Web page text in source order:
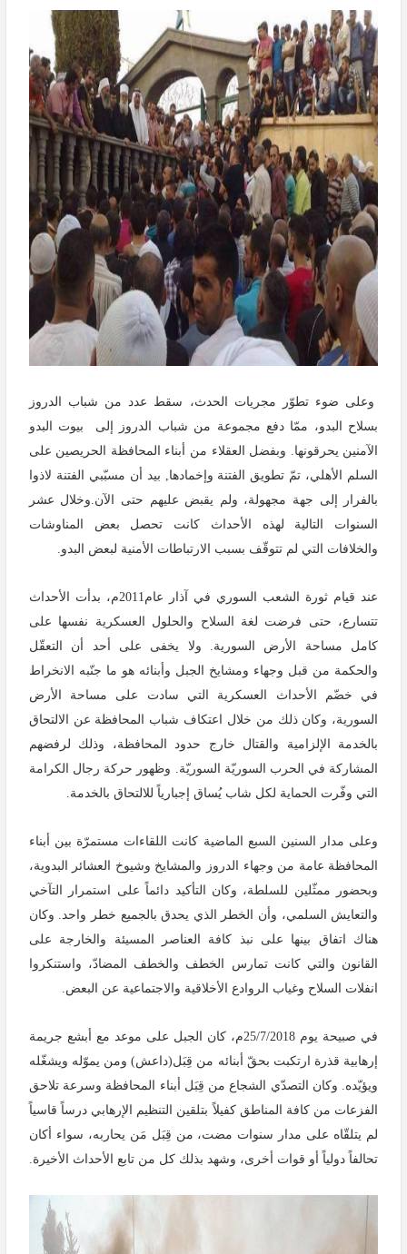
وعلى ضوء تطوّر مجريات الحدث، سقط عدد من شباب الدروز
بسلاح البدو، ممّا دفع مجموعة من شباب الدروز إلى بيوت البدو
الآمنين يحرقونها. وبفضل العقلاء من أبناء المحافظة الحريصين على
السلم الأهلي، تمّ تطويق الفتنة وإخمادها, بيد أن مسبّبي الفتنة لاذوا
بالفرار إلى جهة مجهولة، ولم يقبض عليهم حتى الآن.وخلال عشر
السنوات التالية لهذه الأحداث كانت تحصل بعض المناوشات
والخلافات التي لم تتوقّف بسبب الارتباطات الأمنية لبعض البدو.
عند قيام ثورة الشعب السوري في آذار عام2011م، بدأت الأحداث
تتسارع، حتى فرضت لغة السلاح والحلول العسكرية نفسها على
كامل مساحة الأرض السورية. ولا يخفى على أحد أن التعقّل
والحكمة من قبل وجهاء ومشايخ الجبل وأبنائه هو ما جنّبه الانخراط
في خضّم الأحداث العسكرية التي سادت على مساحة الأرض
السورية، وكان ذلك من خلال اعتكاف شباب المحافظة عن الالتحاق
بالخدمة الإلزامية والقتال خارج حدود المحافظة، وذلك لرفضهم
المشاركة في الحرب السوريّة السوريّة. وظهور حركة رجال الكرامة
التي وفّرت الحماية لكل شاب يُساق إجبارياً للالتحاق بالخدمة.
وعلى مدار السنين السبع الماضية كانت اللقاءات مستمرّة بين أبناء
المحافظة عامة من وجهاء الدروز والمشايخ وشيوخ العشائر البدوية،
وبحضور ممثّلين للسلطة، وكان التأكيد دائماً على استمرار التآخي
والتعايش السلمي، وأن الخطر الذي يحدق بالجميع خطر واحد. وكان
هناك اتفاق بينها على نبذ كافة العناصر المسيئة والخارجة على
القانون والتي كانت تمارس الخطف والخطف المضادّ، واستنكروا
انفلات السلاح وغياب الروادع الأخلاقية والاجتماعية عن البعض.
في صبيحة يوم 25/7/2018م، كان الجبل على موعد مع أبشع جريمة
إرهابية قذرة ارتكبت بحقّ أبنائه من قِبَل(داعش) ومن يموّله ويشغّله
ويؤيّده. وكان التصدّي الشجاع من قِبَل أبناء المحافظة وسرعة تلاحق
الفزعات من كافة المناطق كفيلاً بتلقين التنظيم الإرهابي درساً قاسياً
لم يتلقّاه على مدار سنوات مضت، من قِبَل مَن يحاربه، سواء أكان
تحالفاً دولياً أو قوات أخرى، وشهد بذلك كل من تابع الأحداث الأخيرة.